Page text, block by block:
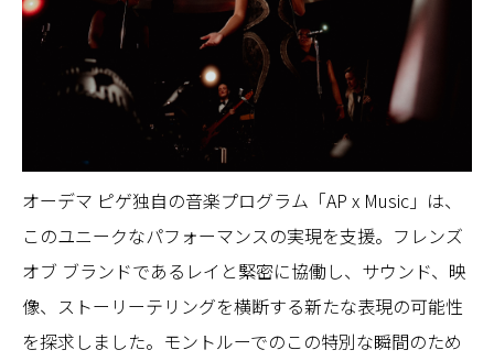
オーデマ ピゲ独自の音楽プログラム「AP x Music」は、
このユニークなパフォーマンスの実現を支援。フレンズ
オブ ブランドであるレイと緊密に協働し、サウンド、映
像、ストーリーテリングを横断する新たな表現の可能性
を探求しました。モントルーでのこの特別な瞬間のため